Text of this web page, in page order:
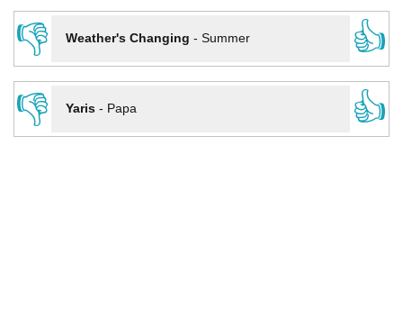
👎
Weather's Changing - Summer
👍
👎
Yaris- Papa 👍